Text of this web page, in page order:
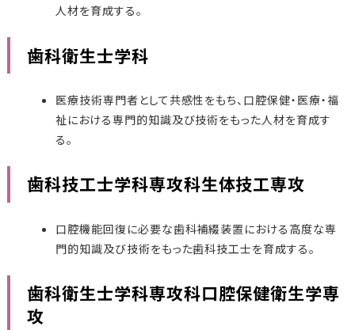
人材を育成する。
歯科衛生士学科
医療技術専門者として共感性をもち、口腔保健・医療・福
祉における専門的知識及び技術をもった人材を育成す
る。
歯科技工士学科専攻科生体技工専攻
口腔機能回復に必要な歯科補綴装置における高度な専
門的知識及び技術をもった歯科技工士を育成する。
歯科衛生士学科専攻科口腔保健衛生学専
攻